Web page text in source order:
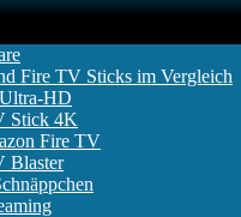
Fire TV Sticks im Vergleich
HD
Stick 4K
Fire TV
Blaster